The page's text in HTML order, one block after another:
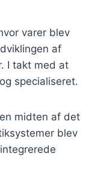
varer blev
af
I takt med at
specialiseret.
midten af det
blev